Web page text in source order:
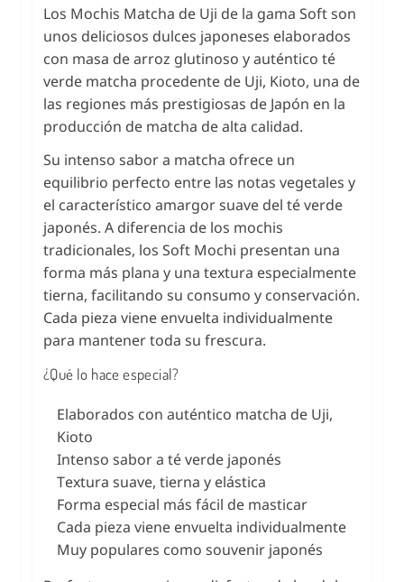
Los Mochis Matcha de Uji de la gama Soft son
unos deliciosos dulces japoneses elaborados
con masa de arroz glutinoso y auténtico té
verde matcha procedente de Uji, Kioto, una de
las regiones más prestigiosas de Japón en la
producción de matcha de alta calidad.
Su intenso sabor a matcha ofrece un
equilibrio perfecto entre las notas vegetales y
el característico amargor suave del té verde
japonés. A diferencia de los mochis
tradicionales, los Soft Mochi presentan una
forma más plana y una textura especialmente
tierna, facilitando su consumo y conservación.
Cada pieza viene envuelta individualmente
para mantener toda su frescura.
¿Qué lo hace especial?
Elaborados con auténtico matcha de Uji,
Kioto
Intenso sabor a té verde japonés
Textura suave, tierna y elástica
Forma especial más fácil de masticar
Cada pieza viene envuelta individualmente
Muy populares como souvenir japonés